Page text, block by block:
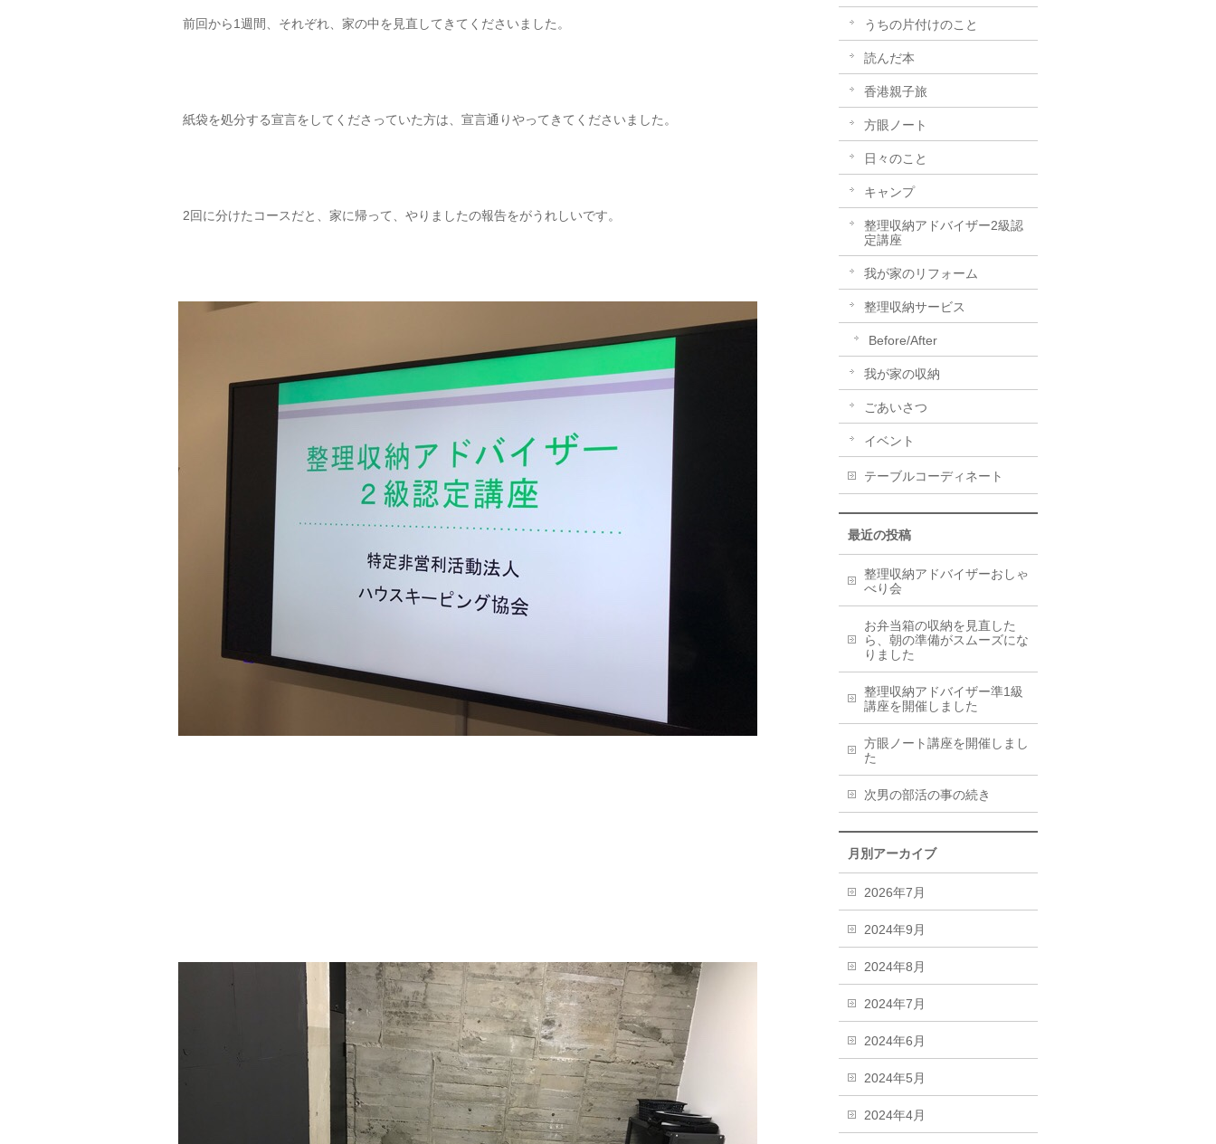
前回から1週間、それぞれ、家の中を見直してきてくださいました。
紙袋を処分する宣言をしてくださっていた方は、宣言通りやってきてくださいました。
2回に分けたコースだと、家に帰って、やりましたの報告をがうれしいです。
うちの片付けのこと
読んだ本
香港親子旅
方眼ノート
日々のこと
キャンプ
整理収納アドバイザー2級認
定講座
我が家のリフォーム
整理収納サービス
Before/After
我が家の収納
ごあいさつ
イベント
テーブルコーディネート
最近の投稿
整理収納アドバイザーおしゃ
べり会
お弁当箱の収納を見直した
ら、朝の準備がスムーズにな
りました
整理収納アドバイザー準1級
講座を開催しました
方眼ノート講座を開催しまし
た
次男の部活の事の続き
月別アーカイブ
2026年7月
2024年9月
2024年8月
2024年7月
2024年6月
2024年5月
2024年4月